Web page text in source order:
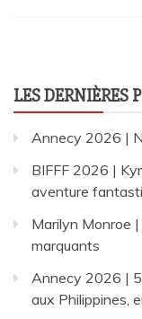
LES DERNIÈRES
Annecy 2026 |
BIFFF 2026 |
aventure
Marilyn Monroe
marquants
Annecy 2026 |
aux Philippines,